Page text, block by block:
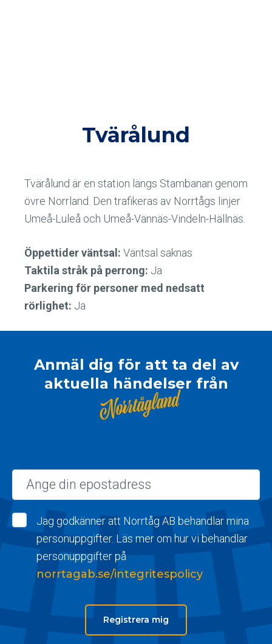
Tvärålund
Tvärålund är en station längs Stambanan genom
övre Norrland. Den trafikeras av Norrtågs linjer
Umeå-Luleå och Umeå-Vännäs-Vindeln-Hällnäs.
Öppettider väntsal: Väntsal saknas
Taktila stråk på perrong: Ja
Parkering för personer med nedsatt
rörlighet: Ja
Anmäl dig för att ta del av
aktuella händelser från
Norrtågland
Jag godkänner att Norrtåg AB behandlar mina
personuppgifter. Läs mer om hur vi behandlar
personuppgifter på
norrtagab.se/integritespolicy
Registrera mig